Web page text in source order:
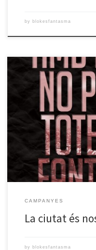
by blokesfantasma
Després de 31 anys
emprès accions legals per
vida comunitària que va
i la Trini, i que des del 1993
CAMPANYES
La ciutat és
by blokesfantasma